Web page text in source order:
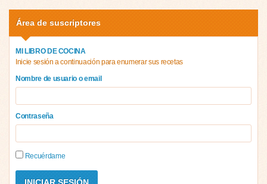
Área de suscriptores
MI LIBRO DE COCINA
Inicie sesión a continuación para enumerar sus recetas
Nombre de usuario o email
Contraseña
Recuérdame